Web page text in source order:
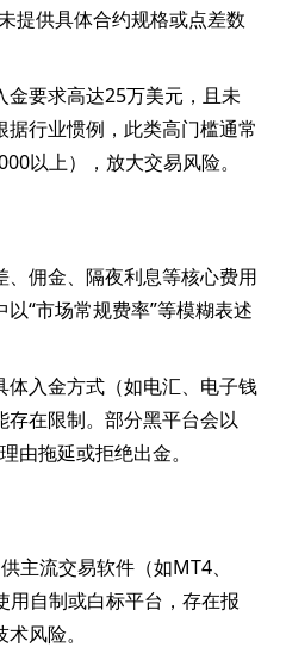
提供具体合约规格或点差数
金要求高达25万美元，且未
行业惯例，此类高门槛通常
以上），放大交易风险。
、佣金、隔夜利息等核心费用
“市场常规费率”等模糊表述
体入金方式（如电汇、电子钱
存在限制。部分黑平台会以
由拖延或拒绝出金。
供主流交易软件（如MT4、
用自制或白标平台，存在报
风险。